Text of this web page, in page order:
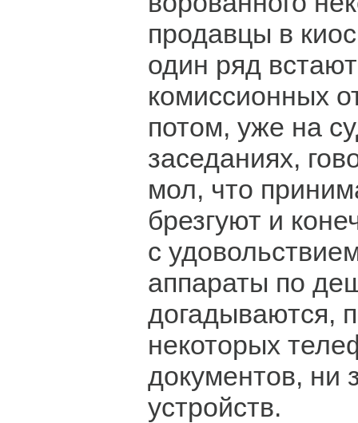
продавцы в
один ряд
комиссионных
потом, уже на
заседаниях,
мол, что
брезгуют и
с
аппараты по
догадываются,
некоторых
документов, ни
устройств.